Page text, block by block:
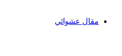
مقال عشوائي